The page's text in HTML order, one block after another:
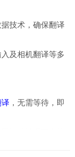
技术，确保翻译
及相机翻译等多
，无需等待，即
络的情况下也能